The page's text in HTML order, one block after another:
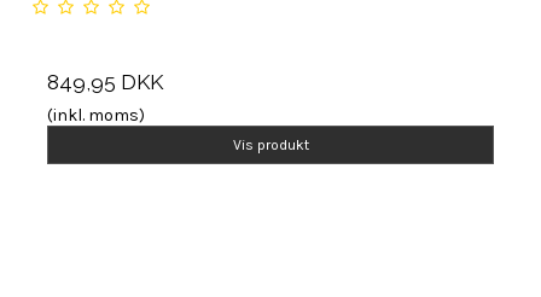
849,95 DKK
(inkl. moms)
Vis produkt